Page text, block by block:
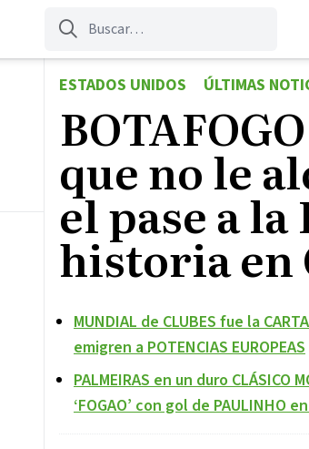
ESTADOS UNIDOS ÚLTIMAS
que no le
el pase a
historia en
MUNDIAL de CLUBES fue la
emigren a POTENCIAS EUROPEAS
PALMEIRAS en un duro CLÁSICO
‘FOGAO’ con gol de PAULINHO